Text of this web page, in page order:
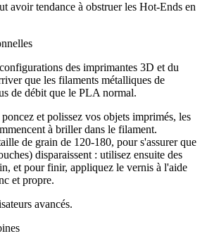
avoir tendance à obstruer les Hot-Ends en
des imprimantes 3D et du
que les filaments métalliques de
de débit que le PLA normal.
et polissez vos objets imprimés, les
à briller dans le filament.
de grain de 120-180, pour s'assurer que
disparaissent : utilisez ensuite des
et pour finir, appliquez le vernis à l'aide
et propre.
avancés.